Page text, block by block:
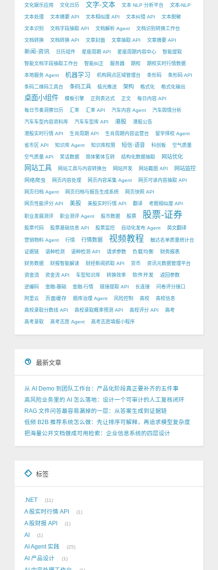
文化娱乐应用 文化日历 文字-文本 文本 NLP 分析平台 文本-NLP
文本处理 文本摘要 API 文本相似度 API 文本纠错 API 文本脱敏
文本识别 文档字段抽取 API 文档解析 Agent 文档识别转换工作台
文档转换 文档转换 API 文章封面 文章抽取 API 文章摘要 API
新闻-资讯 日历组件 星座周期 API 星座周期内容中心 智能提取
智能文档字段抽取工作台 智能纠正 服务器 期权 期权实时行情数据
本地服务 Agent 机器学习 机构网点区域管理台 条形码 条形码 API
条码二维码工具台 条码工具 极光推送 架构 格式化 格式化输出
桌面小组件 模板引擎 正则表达式 正文 每日内容 API
每日节奏洞察日历 汇率 汇率 API 汽车内容 Agent 汽车舆情分析
汽车车型内容资料库 汽车车型库 API 港股 港股公告
港股实时行情 API 生肖周期 API 生肖周期内容运营台 留学择校 Agent
省市区 API 知识库 Agent 知识库权限 短信-语音 科创板 空气质量
空气质量 API 笑话数据 简体繁体互转 结构化数据抽取 网站优化
网站工具 网站工具与内容转换台 网站开发 网站截图 API
网站监控
网络爬虫
网页内容处理 网页内容采集 Agent 网页可读内容抽取 API
网页归档 Agent 网页归档与报告生成系统 网页快照 API
网页性能评分 API 美股 美股实时行情 API 翻译 考题相似度 API
职业发展测评 职业测评 Agent 股市数据 股票 股票-证券
股票代码 股票基础信息 API 股票监控 自动化发布 Agent 英文翻译
营销物料 Agent 行情 行情数据 视频教程 触达名单质量统计台
证据链 语种检测 语种检测 API 请求参数 负载均衡 财务报表
财务数据 财报智能解读 财经新闻抓取 API 货币 资讯元数据管理平台
资金流 资金流 API 车型知识库 转换效率 软件开发 返回参数
逆编码 金融-基础 金融-行情 链接提取 API 长连接 问卷评分接口
阿里云 页面缓存 题库治理 Agent 风险控制 高校 高校信息
高校录取分数线 API 高校录取概率预测 API 高校评分 API 高考
高考录取 高考志愿 Agent 高考志愿填报小程序
最新文章
从 AI Demo 到团队工作台：产品化阶段真正要补齐的五件事
高风险业务里的 AI 怎么落地：设计一个可审计的人工复核闭环
RAG 文件问答最容易漏掉的一层：从答案生成到证据链
低频 B2B 推荐系统怎么做：先让排序可解释，再追求模型复杂度
把海量公开文档做成可用检索：企业信息系统的四层设计
标签
.NET 11
A 股实时行情 API 1
A 股财报 API 1
AI 1
AI Agent 实践 25
AI 产品设计 1